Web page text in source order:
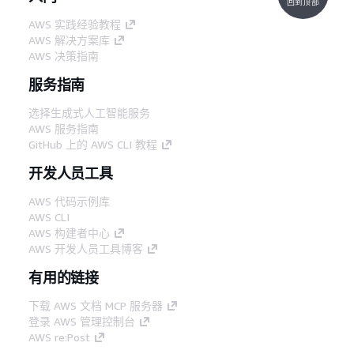
AWS 实践经验教程
AWS 解决方案库
AWS 决策指南
服务指南
选择生成式人工智能服务
AWS 服务指南
GitHub 上的 AWS CLI 教程
开发人员工具
AWS 代码示例库
AWS CLI
AWS 构建者中心
AWS 开发人员工具博客
有用的链接
下载 AWS 文档 MCP 服务器
登录 AWS 管理控制台
AWS re:Post